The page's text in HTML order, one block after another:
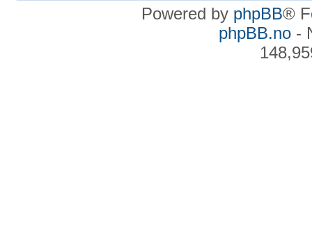
Powered by phpBB®
phpBB.no-